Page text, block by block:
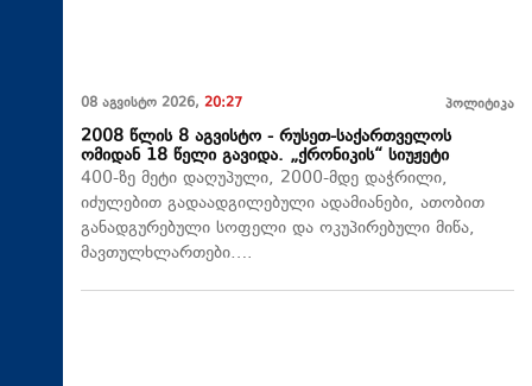
08 აგვისტო 2026, 20:27 პოლიტიკა
2008 წლის 8 აგვისტო - რუსეთ-საქართველოს
ომიდან 18 წელი გავიდა. „ქრონიკის“ სიუჟეტი
400-ზე მეტი დაღუპული, 2000-მდე დაჭრილი,
იძულებით გადაადგილებული ადამიანები, ათობით
განადგურებული სოფელი და ოკუპირებული მიწა,
მავთულხლართები….